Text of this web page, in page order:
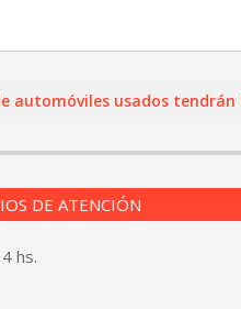
usados tendrán
DE ATENCIÓN
hs.